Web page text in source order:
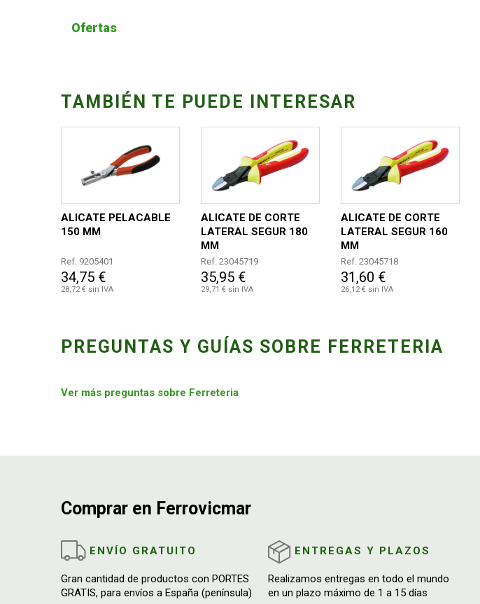
Ofertas
TAMBIÉN TE PUEDE INTERESAR
ALICATE PELACABLE
150 MM
Ref. 9205401
34,75 €
28,72 € sin IVA
ALICATE DE CORTE
LATERAL SEGUR 180
MM
Ref. 23045719
35,95 €
29,71 € sin IVA
ALICATE DE CORTE
LATERAL SEGUR 160
MM
Ref. 23045718
31,60 €
26,12 € sin IVA
PREGUNTAS Y GUÍAS SOBRE FERRETERIA
Ver más preguntas sobre Ferreteria
Comprar en Ferrovicmar
ENVÍO GRATUITO
Gran cantidad de productos con PORTES
GRATIS, para envíos a España (península)
ENTREGAS Y PLAZOS
Realizamos entregas en todo el mundo
en un plazo máximo de 1 a 15 días